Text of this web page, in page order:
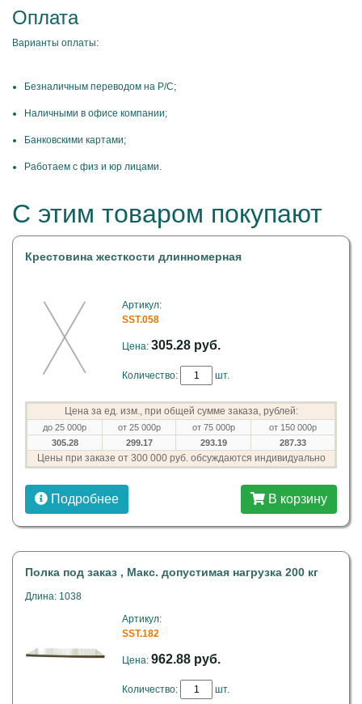
Оплата
Варианты оплаты:
Безналичным переводом на Р/С;
Наличными в офисе компании;
Банковскими картами;
Работаем с физ и юр лицами.
С этим товаром покупают
Крестовина жесткости длинномерная
Артикул:
SST.058
Цена: 305.28 руб.
Количество: шт.
Цена за ед. изм., при общей сумме заказа, рублей:
до 25 000р от 25 000р от 75 000р
от 150 000р
305.28
299.17 293.19 287.33
Цены при заказе от 300 000 руб. обсуждаются индивидуально
Подробнее В корзину
Полка под заказ , Макс. допустимая нагрузка 200 кг
Длина: 1038
Артикул:
SST.182
Цена: 962.88 руб.
Количество: шт.